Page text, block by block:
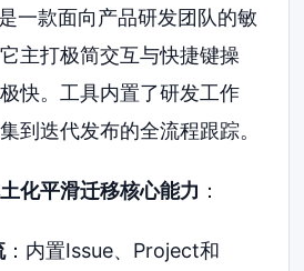
一款面向产品研发团队的敏
主打极简交互与快捷键操
快。工具内置了研发工作
到迭代发布的全流程跟踪。
化平滑迁移核心能力 ：
：内置Issue、Project和